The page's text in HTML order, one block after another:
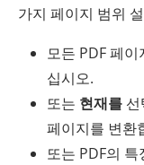
가지 페이지 범위
모든 PDF 페
십시오.
또는 현재를
페이지를 변환
또는 PDF의